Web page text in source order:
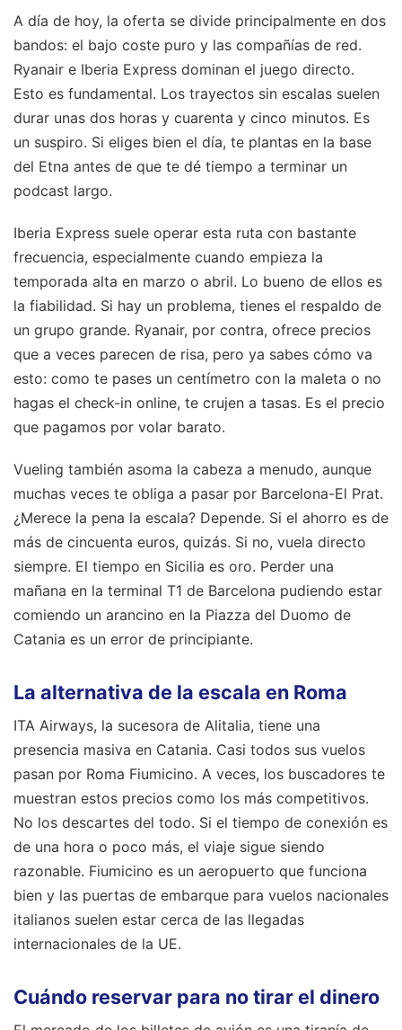
A día de hoy, la oferta se divide principalmente en dos
bandos: el bajo coste puro y las compañías de red.
Ryanair e Iberia Express dominan el juego directo.
Esto es fundamental. Los trayectos sin escalas suelen
durar unas dos horas y cuarenta y cinco minutos. Es
un suspiro. Si eliges bien el día, te plantas en la base
del Etna antes de que te dé tiempo a terminar un
podcast largo.
Iberia Express suele operar esta ruta con bastante
frecuencia, especialmente cuando empieza la
temporada alta en marzo o abril. Lo bueno de ellos es
la fiabilidad. Si hay un problema, tienes el respaldo de
un grupo grande. Ryanair, por contra, ofrece precios
que a veces parecen de risa, pero ya sabes cómo va
esto: como te pases un centímetro con la maleta o no
hagas el check-in online, te crujen a tasas. Es el precio
que pagamos por volar barato.
Vueling también asoma la cabeza a menudo, aunque
muchas veces te obliga a pasar por Barcelona-El Prat.
¿Merece la pena la escala? Depende. Si el ahorro es de
más de cincuenta euros, quizás. Si no, vuela directo
siempre. El tiempo en Sicilia es oro. Perder una
mañana en la terminal T1 de Barcelona pudiendo estar
comiendo un arancino en la Piazza del Duomo de
Catania es un error de principiante.
La alternativa de la escala en Roma
ITA Airways, la sucesora de Alitalia, tiene una
presencia masiva en Catania. Casi todos sus vuelos
pasan por Roma Fiumicino. A veces, los buscadores te
muestran estos precios como los más competitivos.
No los descartes del todo. Si el tiempo de conexión es
de una hora o poco más, el viaje sigue siendo
razonable. Fiumicino es un aeropuerto que funciona
bien y las puertas de embarque para vuelos nacionales
italianos suelen estar cerca de las llegadas
internacionales de la UE.
Cuándo reservar para no tirar el dinero